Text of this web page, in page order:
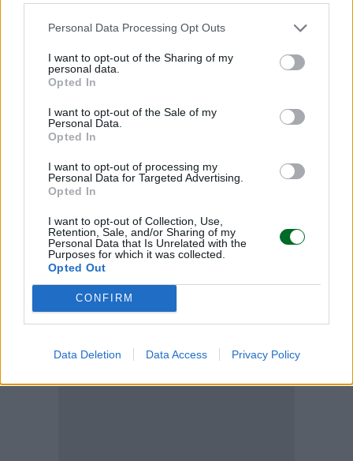
Personal Data Processing Opt Outs
I want to opt-out of the Sharing of my
personal data.
Opted In
I want to opt-out of the Sale of my
Personal Data.
Opted In
I want to opt-out of processing my
Personal Data for Targeted Advertising.
Opted In
I want to opt-out of Collection, Use,
Retention, Sale, and/or Sharing of my
Personal Data that Is Unrelated with the
Purposes for which it was collected.
Opted Out
CONFIRM
Data Deletion Data Access Privacy Policy
soloattraggono i migliori talenti,ma
costruiscono anche unacultura d’impresa
all’avanguardia
, dove il lavoro si integra
armoniosamente con la vita personale”.
© RIPRODUZIONE RISERVATA
lavoro welfare
Condividi
Scegli Moneta come fonte preferita